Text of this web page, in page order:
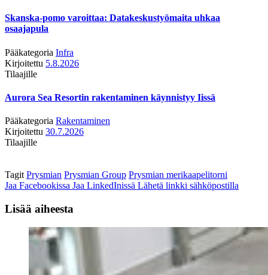
Skanska-pomo varoittaa: Datakeskustyömaita uhkaa
osaajapula
Pääkategoria Infra
Kirjoitettu 5.8.2026
Tilaajille
Aurora Sea Resortin rakentaminen käynnistyy Iissä
Pääkategoria Rakentaminen
Kirjoitettu 30.7.2026
Tilaajille
Tagit Prysmian Prysmian Group Prysmian merikaapelitorni
Jaa Facebookissa Jaa LinkedInissä Lähetä linkki sähköpostilla
Lisää aiheesta